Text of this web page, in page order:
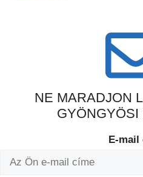
NE MARADJON
GYÖNGYÖSI
E-mail